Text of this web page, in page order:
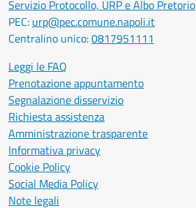
Servizio Protocollo, URP e Albo Pretorio
PEC: urp@pec.comune.napoli.it
Centralino unico:0817951111
Leggi le FAQ
Prenotazione appuntamento
Segnalazione disservizio
Richiesta assistenza
Amministrazione trasparente
Informativa privacy
Cookie Policy
Social Media Policy
Note legali